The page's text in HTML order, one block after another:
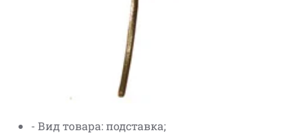
- Вид товара: подставка;